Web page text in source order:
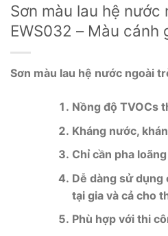
Sơn màu lau hệ nước
EWS032 – Màu cánh
Sơn màu lau hệ nước ngoài
Nồng độ TVOCs
Kháng nước,
Chỉ cần pha
Dễ dàng sử
tại gia và cả cho
Phù hợp với thi